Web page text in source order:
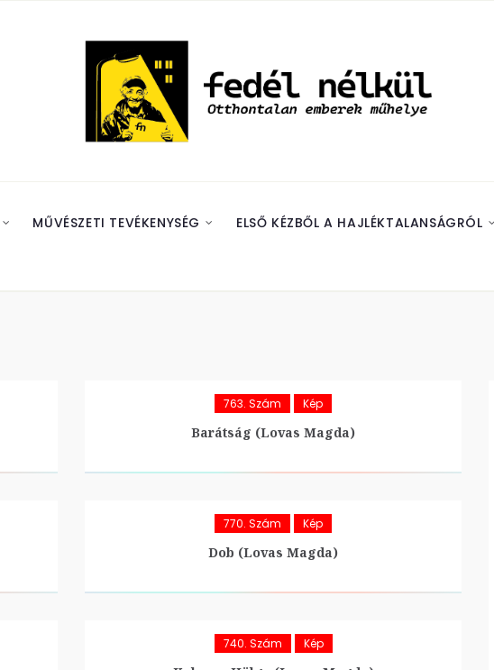
MŰVÉSZETI TEVÉKENYSÉG ELSŐ KÉZBŐL A HAJLÉKTALANSÁGRÓL
763. Szám Kép
Barátság (Lovas Magda)
770. Szám Kép
Dob (Lovas Magda)
740. Szám Kép